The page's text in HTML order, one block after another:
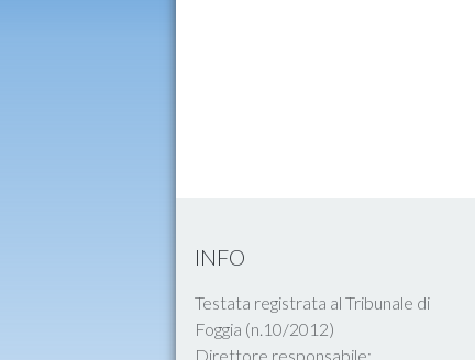
INFO
Testata registrata al Tribunale di
Foggia (n.10/2012)
Direttore responsabile: